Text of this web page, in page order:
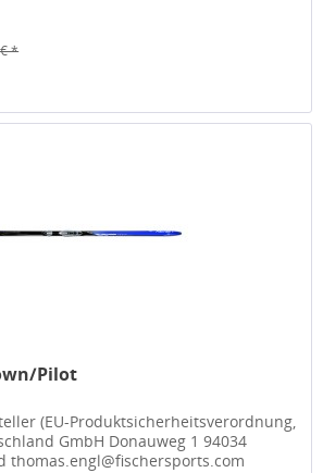
*
Pilot
(EU-Produktsicherheitsverordnung,
GmbH Donauweg 1 94034
thomas.engl@fischersports.com